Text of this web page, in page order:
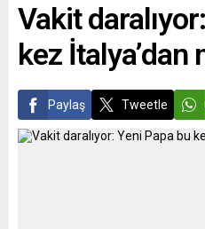
Vakit
kez İtalya’dan
Paylaş Tweetle